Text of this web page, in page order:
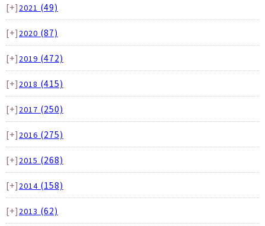
[+] 2021 (49)
[+] 2020 (87)
[+] 2019 (472)
[+] 2018 (415)
[+] 2017 (250)
[+] 2016 (275)
[+] 2015 (268)
[+] 2014 (158)
[+] 2013 (62)